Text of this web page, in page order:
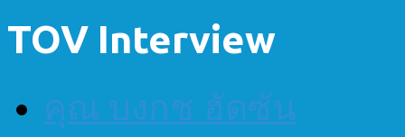
TOV Interview
คุณ บงกช ฮัดซัน